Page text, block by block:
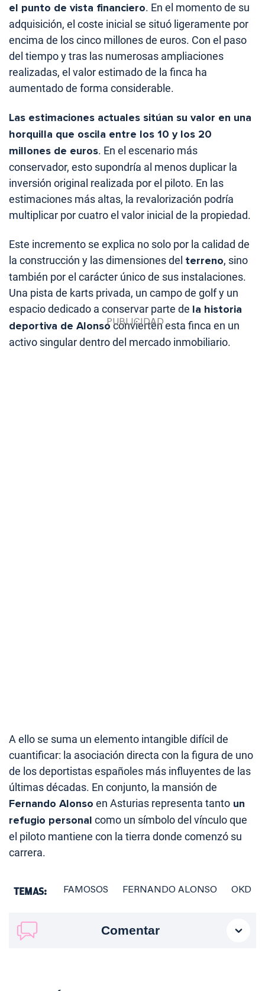
el punto de vista financiero. En el momento de su
adquisición, el coste inicial se situó ligeramente por
encima de los cinco millones de euros. Con el paso
del tiempo y tras las numerosas ampliaciones
realizadas, el valor estimado de la finca ha
aumentado de forma considerable.
Las estimaciones actuales sitúan su valor en una
horquilla que oscila entre los 10 y los 20
millones de euros. En el escenario más
conservador, esto supondría al menos duplicar la
inversión original realizada por el piloto. En las
estimaciones más altas, la revalorización podría
multiplicar por cuatro el valor inicial de la propiedad.
Este incremento se explica no solo por la calidad de
la construcción y las dimensiones del terreno, sino
también por el carácter único de sus instalaciones.
Una pista de karts privada, un campo de golf y un
espacio dedicado a conservar parte de la historia
deportiva de Alonsoconvierten esta finca en un
activo singular dentro del mercado inmobiliario.
A ello se suma un elemento intangible difícil de
cuantificar: la asociación directa con la figura de uno
de los deportistas españoles más influyentes de las
últimas décadas. En conjunto, la mansión de
Fernando Alonso en Asturias representa tanto un
refugio personal como un símbolo del vínculo que
el piloto mantiene con la tierra donde comenzó su
carrera.
TEMAS: FAMOSOS FERNANDO ALONSO OKD
Comentar